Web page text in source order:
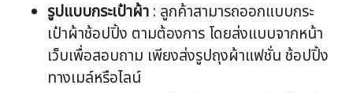
รูปแบบกระเป๋าผ้า : ลูกค้าสามารถออกแบบกระ
เป๋าผ้าช้อปปิ้ง ตามต้องการ โดยส่งแบบจากหน้า
เว็บเพื่อสอบถาม เพียงส่งรูปถุงผ้าแฟชั่น ช้อปปิ้ง
ทางเมล์หรือไลน์